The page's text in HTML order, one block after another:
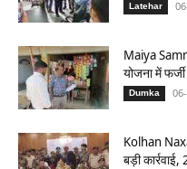
Latehar
Maiya
योजना में
Dumka
Kolhan
बड़ी